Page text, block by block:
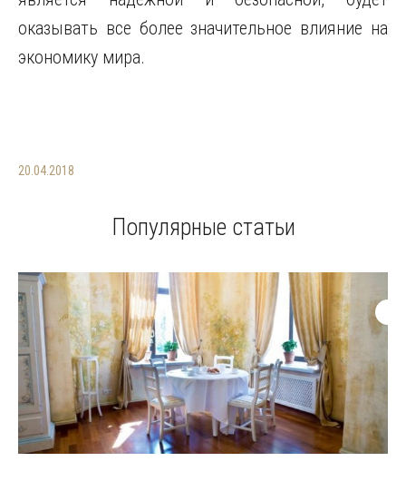
оказывать все более значительное влияние на
экономику мира.
20.04.2018
Популярные статьи